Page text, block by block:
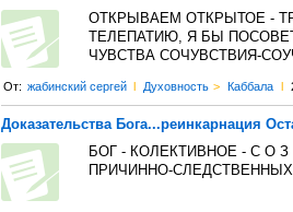
ОТКРЫВАЕМ ОТКРЫТОЕ -
ТЕЛЕПАТИЮ, Я БЫ
ЧУВСТВА СОЧУВСТВИЯ-
От: жабинский сергей l Духовность > Каббала l
Доказательства Бога...реинкарнация
БОГ - КОЛЕКТИВНОЕ - С О
ПРИЧИННО-